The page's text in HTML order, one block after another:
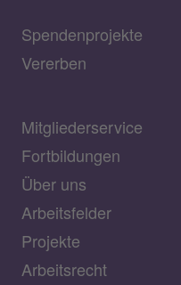
Spendenprojekte
Vererben
Mitgliederservice
Fortbildungen
Über uns
Arbeitsfelder
Projekte
Arbeitsrecht